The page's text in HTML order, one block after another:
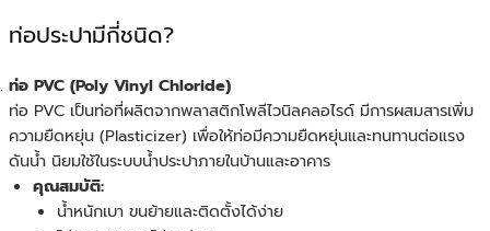
ท่อประปามีกี่ชนิด?
ท่อ PVC (Poly Vinyl Chloride)
ท่อ PVC เป็นท่อที่ผลิตจากพลาสติกโพลีไวนิลคลอไรด์ มีการผสมสารเพิ่ม
ความยืดหยุ่น (Plasticizer) เพื่อให้ท่อมีความยืดหยุ่นและทนทานต่อแรง
ดันน้ำ นิยมใช้ในระบบน้ำประปาภายในบ้านและอาคาร
คุณสมบัติ:
น้ำหนักเบา ขนย้ายและติดตั้งได้ง่าย